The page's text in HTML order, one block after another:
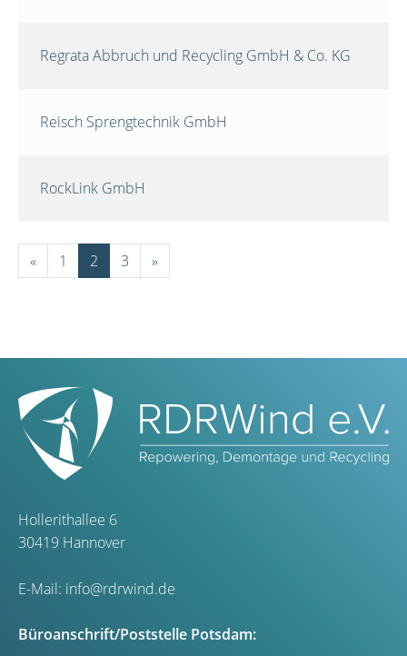
Regrata Abbruch und Recycling GmbH & Co. KG
Reisch Sprengtechnik GmbH
RockLink GmbH
« 1 2 3 »
Hollerithallee 6
30419 Hannover
E-Mail: info@rdrwind.de
Büroanschrift/Poststelle Potsdam: